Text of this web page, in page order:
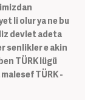
li olur ya ne bu
devlet adeta
senlikler e akin
TÜRK lügü
TÜRK -